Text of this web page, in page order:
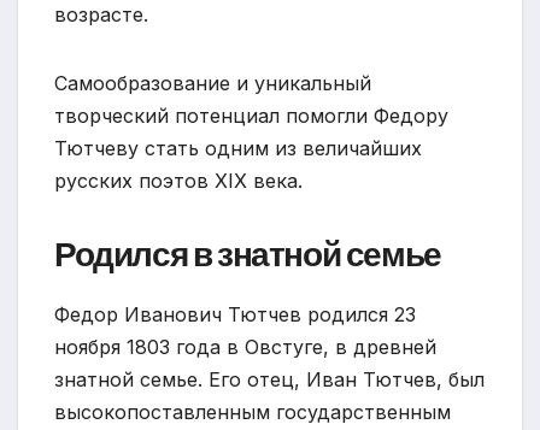
возрасте.
Самообразование и уникальный
творческий потенциал помогли Федору
Тютчеву стать одним из величайших
русских поэтов XIX века.
Родился в знатной семье
Федор Иванович Тютчев родился 23
ноября 1803 года в Овстуге, в древней
знатной семье. Его отец, Иван Тютчев, был
высокопоставленным государственным